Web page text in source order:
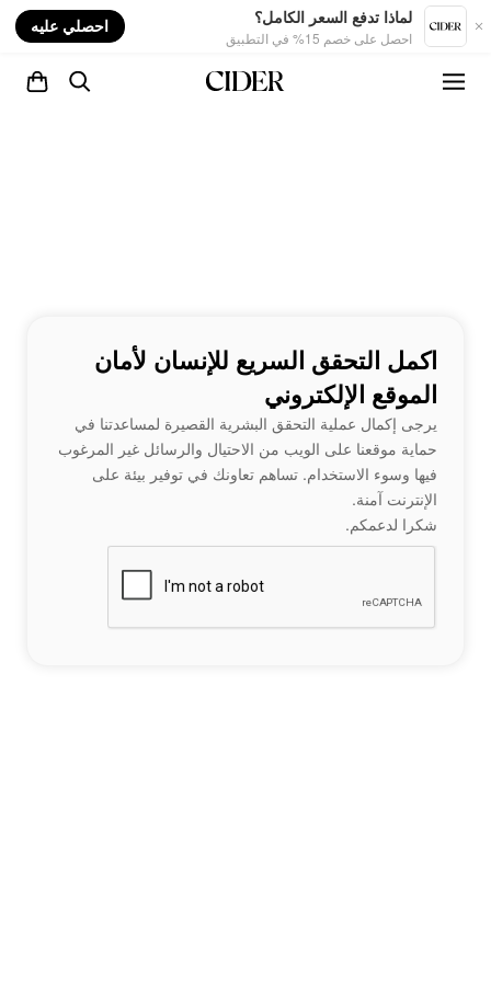
لماذا تدفع السعر الكامل؟
احصل على خصم 15% في التطبيق
احصلي عليه
اكمل التحقق السريع للإنسان لأمان
الموقع الإلكتروني
يرجى إكمال عملية التحقق البشرية القصيرة لمساعدتنا في
حماية موقعنا على الويب من الاحتيال والرسائل غير المرغوب
فيها وسوء الاستخدام. تساهم تعاونك في توفير بيئة على
الإنترنت آمنة.
شكرا لدعمكم.